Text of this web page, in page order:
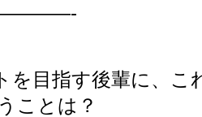
を目指す後輩に、こ
ことは？